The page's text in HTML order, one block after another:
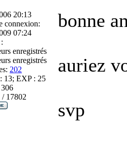
20:13
connexion:
07:24
enregistrés
enregistrés
202
13; EXP : 25
17802
bonne
auriez
svp